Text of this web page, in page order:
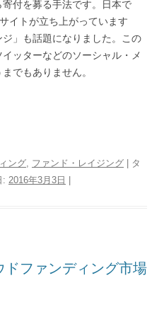
付を募る手法です。日本で
イトが立ち上がっています
」も話題になりました。この
ッターなどのソーシャル・メ
でもありません。
ング, ファンド・レイジング | タ
: 2016年3月3日
ファンディング市場